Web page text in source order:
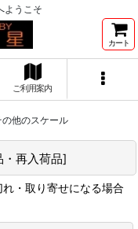
ようこそ
カート
ご利用案内
他のスケール
・再入荷品]
・取り寄せになる場合